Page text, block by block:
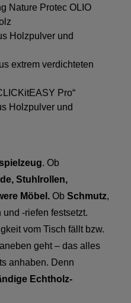
Nature Protec OLIO
Holzpulver und
extrem verdichteten
Pro“
Holzpulver und
. Ob
Stuhlrollen,
Möbel. Ob Schmutz,
-riefen festsetzt.
vom Tisch fällt bzw.
geht – das alles
anhaben. Denn
Echtholz-